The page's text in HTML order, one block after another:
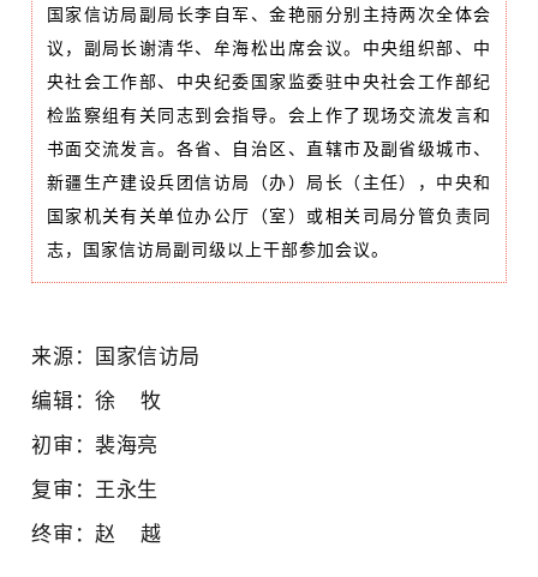
国家信访局副局长李自军、金艳丽分别主持两次全体会
议，副局长谢清华、牟海松出席会议。中央组织部、中
央社会工作部、中央纪委国家监委驻中央社会工作部纪
检监察组有关同志到会指导。会上作了现场交流发言和
书面交流发言。各省、自治区、直辖市及副省级城市、
新疆生产建设兵团信访局（办）局长（主任），中央和
国家机关有关单位办公厅（室）或相关司局分管负责同
志，国家信访局副司级以上干部参加会议。
来源：国家信访局
编辑：徐 牧
初审：裴海亮
复审：王永生
终审：赵 越